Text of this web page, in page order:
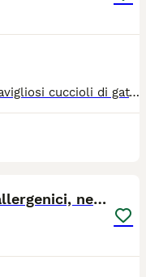
Disponibili per la prenotazione meravigliosi cuccioli di gatto Siberiano, nati e cresciuti in ambiente familiare. Questa razza è famosa per il suo carattere affettuoso, socievole e per essere naturalmente ipoallergenica.I cuccioli saranno pronti per entrare nella loro nuova casa a partire dalla seconda settimana di agosto. Verranno ceduti muniti di:Primo vaccino effettuato.Sverminazione completa.Libretto sanitario veterinario. I genitori dei cuccioli sono visibili, godono di ottima salute e sono regolarmente testati e negativi per FIV e FeLV (Immunodeficienza e Leucemia felina), a garanzia della massima serenità per la salute futura del gattino.I piccoli sono già abituati all'uso della lettiera e al tiragraffi. Sono perfetti per la vita in famiglia e per la compagnia di bambini o altri animali.Per informazioni, foto aggiornate dei singoli cuccioli o per venire a conoscerli di persona, contattatemi tramite messaggio o telefonicamente(anche wtsp). No pedigree.
Gattini di razza siberiana ipoallergenici, neva